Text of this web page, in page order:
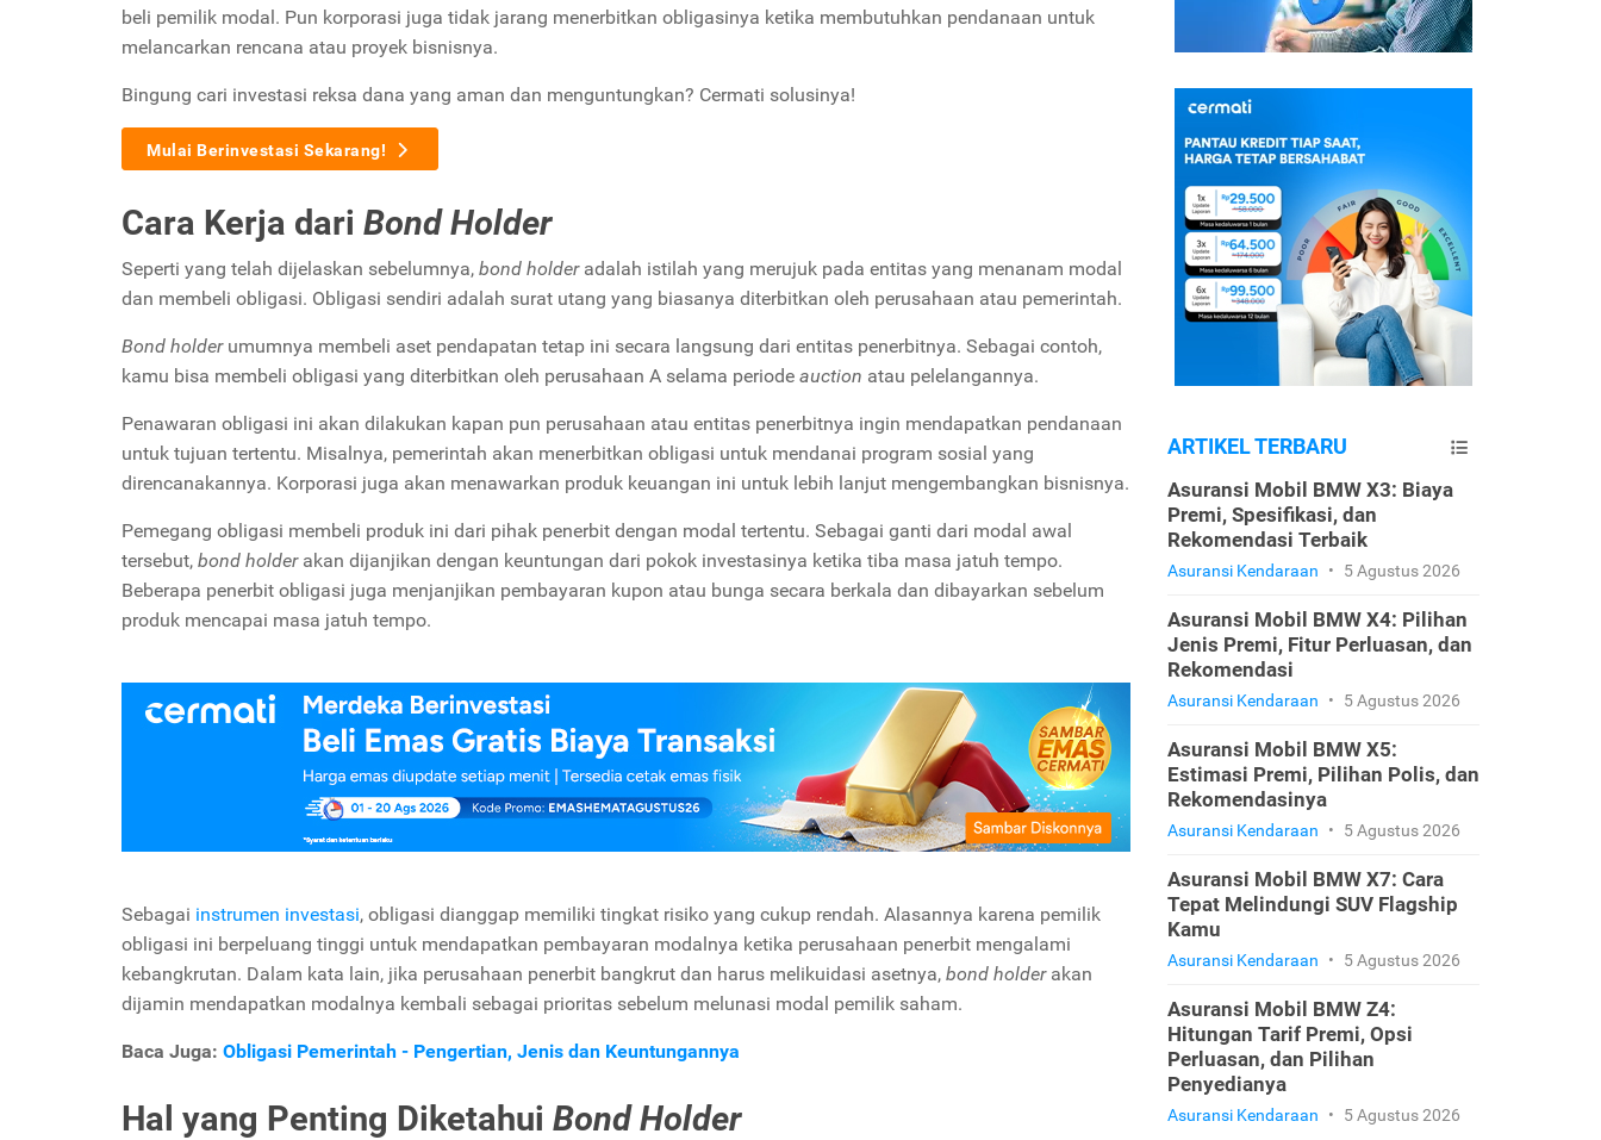
beli pemilik modal. Pun korporasi juga tidak jarang menerbitkan obligasinya ketika membutuhkan pendanaan untuk
melancarkan rencana atau proyek bisnisnya.
Bingung cari investasi reksa dana yang aman dan menguntungkan? Cermati solusinya!
Mulai Berinvestasi Sekarang!
Cara Kerja dari Bond Holder
Seperti yang telah dijelaskan sebelumnya, bond holder adalah istilah yang merujuk pada entitas yang menanam modal
dan membeli obligasi. Obligasi sendiri adalah surat utang yang biasanya diterbitkan oleh perusahaan atau pemerintah.
Bond holder umumnya membeli aset pendapatan tetap ini secara langsung dari entitas penerbitnya. Sebagai contoh,
kamu bisa membeli obligasi yang diterbitkan oleh perusahaan A selama periode auction atau pelelangannya.
Penawaran obligasi ini akan dilakukan kapan pun perusahaan atau entitas penerbitnya ingin mendapatkan pendanaan
untuk tujuan tertentu. Misalnya, pemerintah akan menerbitkan obligasi untuk mendanai program sosial yang
direncanakannya. Korporasi juga akan menawarkan produk keuangan ini untuk lebih lanjut mengembangkan bisnisnya.
Pemegang obligasi membeli produk ini dari pihak penerbit dengan modal tertentu. Sebagai ganti dari modal awal
tersebut, bond holder akan dijanjikan dengan keuntungan dari pokok investasinya ketika tiba masa jatuh tempo.
Beberapa penerbit obligasi juga menjanjikan pembayaran kupon atau bunga secara berkala dan dibayarkan sebelum
produk mencapai masa jatuh tempo.
Sebagai instrumen investasi, obligasi dianggap memiliki tingkat risiko yang cukup rendah. Alasannya karena pemilik
obligasi ini berpeluang tinggi untuk mendapatkan pembayaran modalnya ketika perusahaan penerbit mengalami
kebangkrutan. Dalam kata lain, jika perusahaan penerbit bangkrut dan harus melikuidasi asetnya, bond holder akan
dijamin mendapatkan modalnya kembali sebagai prioritas sebelum melunasi modal pemilik saham.
Baca Juga: Obligasi Pemerintah - Pengertian, Jenis dan Keuntungannya
Hal yang Penting Diketahui Bond Holder
ARTIKEL TERBARU
Asuransi Mobil BMW X3: Biaya
Premi, Spesifikasi, dan
Rekomendasi Terbaik
Asuransi Kendaraan • 5 Agustus 2026
Asuransi Mobil BMW X4: Pilihan
Jenis Premi, Fitur Perluasan, dan
Rekomendasi
Asuransi Kendaraan • 5 Agustus 2026
Asuransi Mobil BMW X5:
Estimasi Premi, Pilihan Polis, dan
Rekomendasinya
Asuransi Kendaraan • 5 Agustus 2026
Asuransi Mobil BMW X7: Cara
Tepat Melindungi SUV Flagship
Kamu
Asuransi Kendaraan • 5 Agustus 2026
Asuransi Mobil BMW Z4:
Hitungan Tarif Premi, Opsi
Perluasan, dan Pilihan
Penyedianya
Asuransi Kendaraan • 5 Agustus 2026